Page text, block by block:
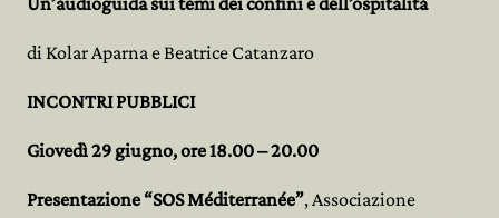
di Kolar Aparna e Beatrice Catanzaro
INCONTRI PUBBLICI
Giovedì 29 giugno, ore 18.00 – 20.00
Presentazione “SOS Méditerranée”, Associazione